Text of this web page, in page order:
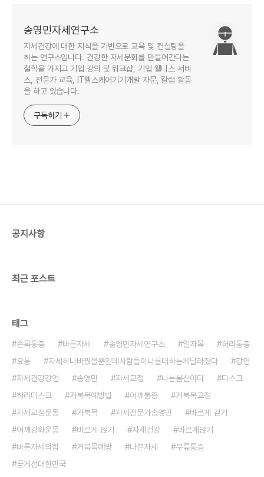
송영민자세연구소
자세건강에 대한 지식을 기반으로 교육 및 컨설팅을
하는 연구소입니다. 건강한 자세문화를 만들어간다는
철학을 가지고 기업 강의 및 워크샵, 기업 웰니스 서비
스, 전문가 교육, IT헬스케어기기개발 자문, 칼럼 활동
을 하고 있습니다.
구독하기
공지사항
최근 포스트
태그
손목통증 바른자세 송영민자세연구소 일자목
허리통증
요통
자세하나바꿨을뿐인데사람들이나를대하는게달라졌다
강연
자세건강강연
송영민 자세교정 나는몸신이다
디스크
허리디스크
거북목예방법 어깨통증
거북목교정
자세교정운동
거북목 자세전문가송영민
바르게 걷기
어깨강화운동
바르게 앉기 자세건강
바르게앉기
바른자세의힘
거북목예방 나쁜자세
무릎통증
곧게선대한민국